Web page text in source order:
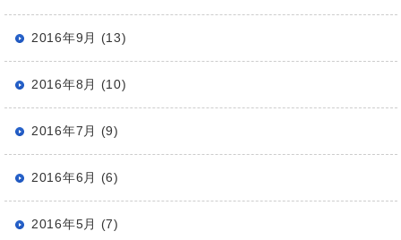
2016年9月 (13)
2016年8月 (10)
2016年7月 (9)
2016年6月 (6)
2016年5月 (7)